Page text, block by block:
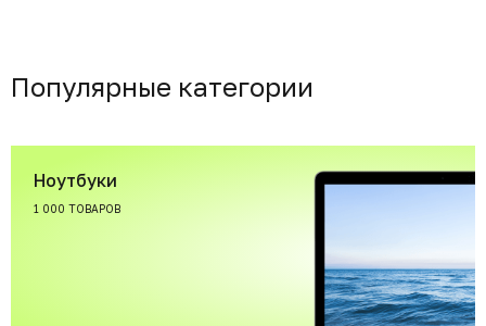
Популярные категории
Ноутбуки
1 000 ТОВАРОВ